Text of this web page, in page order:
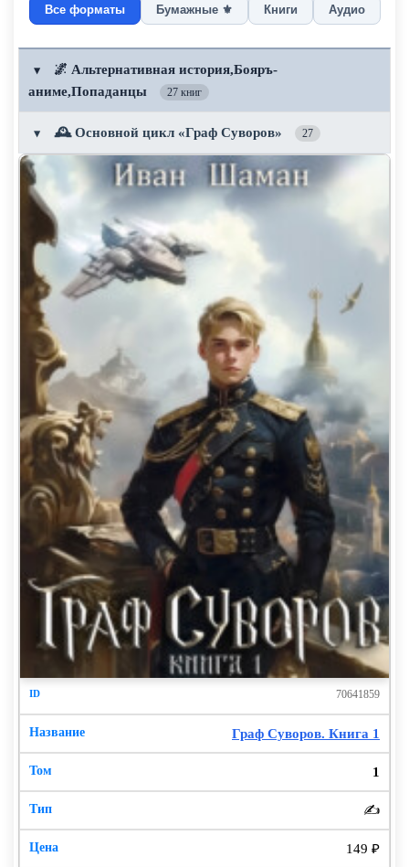
Все форматы Бумажные ⚜️ Книги Аудио
▼
🌌 Альтернативная история,Бояръ-
аниме,Попаданцы
27 книг
▼ 🕰️ Основной цикл «Граф Суворов» 27
70641859
Граф Суворов. Книга 1
1
✍️
149 ₽